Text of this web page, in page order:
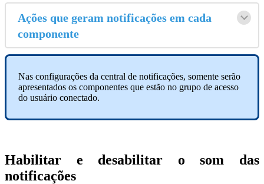
Ações que geram notificações em cada
componente
Nas configurações da central de notificações, somente serão
apresentados os componentes que estão no grupo de acesso
do usuário conectado.
Habilitar e desabilitar o som das
notificações